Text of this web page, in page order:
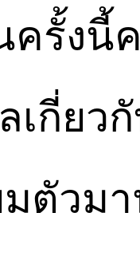
ครั้งนี้
เกี่ยว
มตัวม